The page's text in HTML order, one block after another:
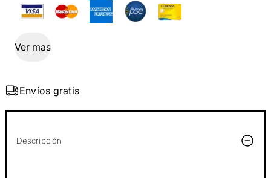
Ver mas
Envíos gratis
Descripción